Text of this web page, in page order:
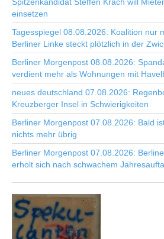
einsetzen
Tagesspiegel 08.08.2026: Koalition nur
Berliner Linke steckt plötzlich in der
Berliner Morgenpost 08.08.2026:
verdient mehr als Wohnungen mit
neues deutschland 07.08.2026:
Kreuzberger Insel in Schwierigkeiten
Berliner Morgenpost 07.08.2026: Bald
nichts mehr übrig
Berliner Morgenpost 07.08.2026:
erholt sich nach schwachem